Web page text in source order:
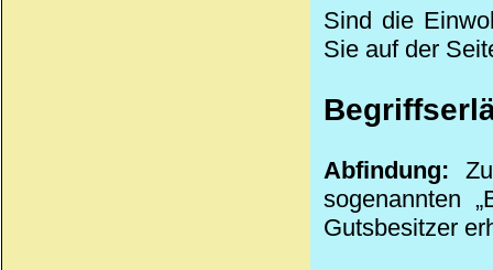
Sind die
Sie auf der
Abfindung:
sogenannten
Gutsbesitzer